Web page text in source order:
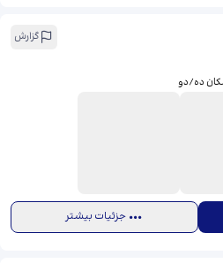
گزارش
ده/دو
جزئیات بیشتر